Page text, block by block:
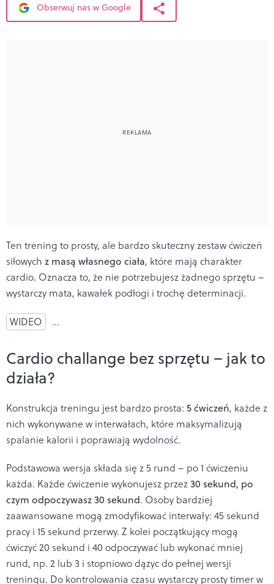
Obserwuj nas w Google
Ten trening to prosty, ale bardzo skuteczny zestaw ćwiczeń
siłowych z masą własnego ciała, które mają charakter
cardio. Oznacza to, że nie potrzebujesz żadnego sprzętu –
wystarczy mata, kawałek podłogi i trochę determinacji.
WIDEO …
Cardio challange bez sprzętu – jak to
działa?
Konstrukcja treningu jest bardzo prosta: 5 ćwiczeń, każde z
nich wykonywane w interwałach, które maksymalizują
spalanie kalorii i poprawiają wydolność.
Podstawowa wersja składa się z 5 rund – po 1 ćwiczeniu
każda. Każde ćwiczenie wykonujesz przez30 sekund, po
czym odpoczywasz 30 sekund. Osoby bardziej
zaawansowane mogą zmodyfikować interwały: 45 sekund
pracy i 15 sekund przerwy. Z kolei początkujący mogą
ćwiczyć 20 sekund i 40 odpoczywać lub wykonać mniej
rund, np. 2 lub 3 i stopniowo dązyc do pełnej wersji
treningu. Do kontrolowania czasu wystarczy prosty timer w